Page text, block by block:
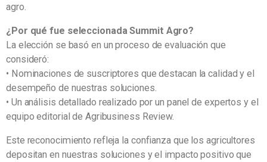
agro.
¿Por qué fue seleccionada Summit Agro?
La elección se basó en un proceso de evaluación que
consideró:
• Nominaciones de suscriptores que destacan la calidad y el
desempeño de nuestras soluciones.
• Un análisis detallado realizado por un panel de expertos y el
equipo editorial de Agribusiness Review.
Este reconocimiento refleja la confianza que los agricultores
depositan en nuestras soluciones y el impacto positivo que